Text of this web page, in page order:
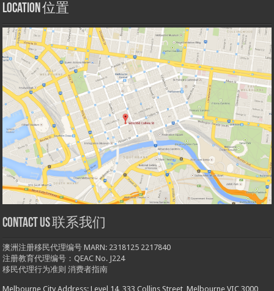
Location 位置
Contact us 联系我们
澳洲注册移民代理编号 MARN: 2318125 2217840
注册教育代理编号：QEAC No. J224
移民代理行为准则 消费者指南
Melbourne City Address: Level 14, 333 Collins Street, Melbourne VIC 3000